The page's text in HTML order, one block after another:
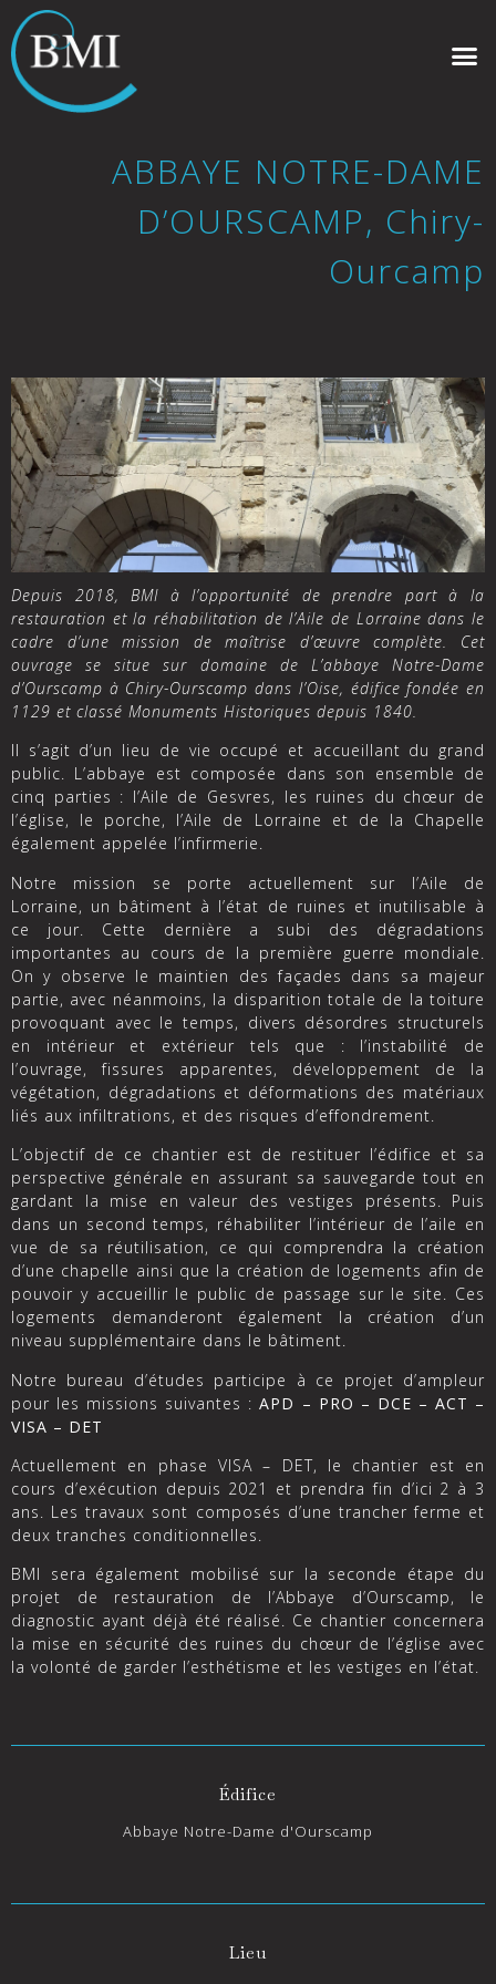
ABBAYE NOTRE-DAME
D’OURSCAMP, Chiry-
Ourcamp
Depuis 2018, BMI à l’opportunité de prendre part à la
restauration et la réhabilitation de l’Aile de Lorraine dans le
cadre d’une mission de maîtrise d’œuvre complète. Cet
ouvrage se situe sur domaine de L’abbaye Notre-Dame
d’Ourscamp à Chiry-Ourscamp dans l’Oise, édifice fondée en
1129 et classé Monuments Historiques depuis 1840.
Il s’agit d’un lieu de vie occupé et accueillant du grand
public. L’abbaye est composée dans son ensemble de
cinq parties : l’Aile de Gesvres, les ruines du chœur de
l’église, le porche, l’Aile de Lorraine et de la Chapelle
également appelée l’infirmerie.
Notre mission se porte actuellement sur l’Aile de
Lorraine, un bâtiment à l’état de ruines et inutilisable à
ce jour. Cette dernière a subi des dégradations
importantes au cours de la première guerre mondiale.
On y observe le maintien des façades dans sa majeur
partie, avec néanmoins, la disparition totale de la toiture
provoquant avec le temps, divers désordres structurels
en intérieur et extérieur tels que : l’instabilité de
l’ouvrage, fissures apparentes, développement de la
végétation, dégradations et déformations des matériaux
liés aux infiltrations, et des risques d’effondrement.
L’objectif de ce chantier est de restituer l’édifice et sa
perspective générale en assurant sa sauvegarde tout en
gardant la mise en valeur des vestiges présents. Puis
dans un second temps, réhabiliter l’intérieur de l’aile en
vue de sa réutilisation, ce qui comprendra la création
d’une chapelle ainsi que la création de logements afin de
pouvoir y accueillir le public de passage sur le site. Ces
logements demanderont également la création d’un
niveau supplémentaire dans le bâtiment.
Notre bureau d’études participe à ce projet d’ampleur
pour les missions suivantes :APD – PRO – DCE – ACT –
VISA – DET
Actuellement en phase VISA – DET, le chantier est en
cours d’exécution depuis 2021 et prendra fin d’ici 2 à 3
ans. Les travaux sont composés d’une trancher ferme et
deux tranches conditionnelles.
BMI sera également mobilisé sur la seconde étape du
projet de restauration de l’Abbaye d’Ourscamp, le
diagnostic ayant déjà été réalisé. Ce chantier concernera
la mise en sécurité des ruines du chœur de l’église avec
la volonté de garder l’esthétisme et les vestiges en l’état.
Édifice
Abbaye Notre-Dame d'Ourscamp
Lieu